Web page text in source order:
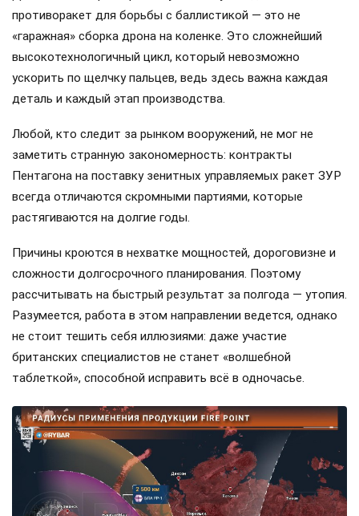
противоракет для борьбы с баллистикой — это не
«гаражная» сборка дрона на коленке. Это сложнейший
высокотехнологичный цикл, который невозможно
ускорить по щелчку пальцев, ведь здесь важна каждая
деталь и каждый этап производства.
Любой, кто следит за рынком вооружений, не мог не
заметить странную закономерность: контракты
Пентагона на поставку зенитных управляемых ракет ЗУР
всегда отличаются скромными партиями, которые
растягиваются на долгие годы.
Причины кроются в нехватке мощностей, дороговизне и
сложности долгосрочного планирования. Поэтому
рассчитывать на быстрый результат за полгода — утопия.
Разумеется, работа в этом направлении ведется, однако
не стоит тешить себя иллюзиями: даже участие
британских специалистов не станет «волшебной
таблеткой», способной исправить всё в одночасье.